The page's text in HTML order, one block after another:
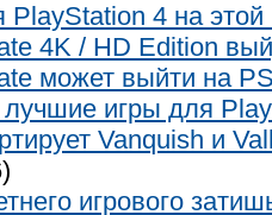
PlayStation 4 на
4K / HD Edition
может выйти на
лучшие игры для
Vanquish и
игрового